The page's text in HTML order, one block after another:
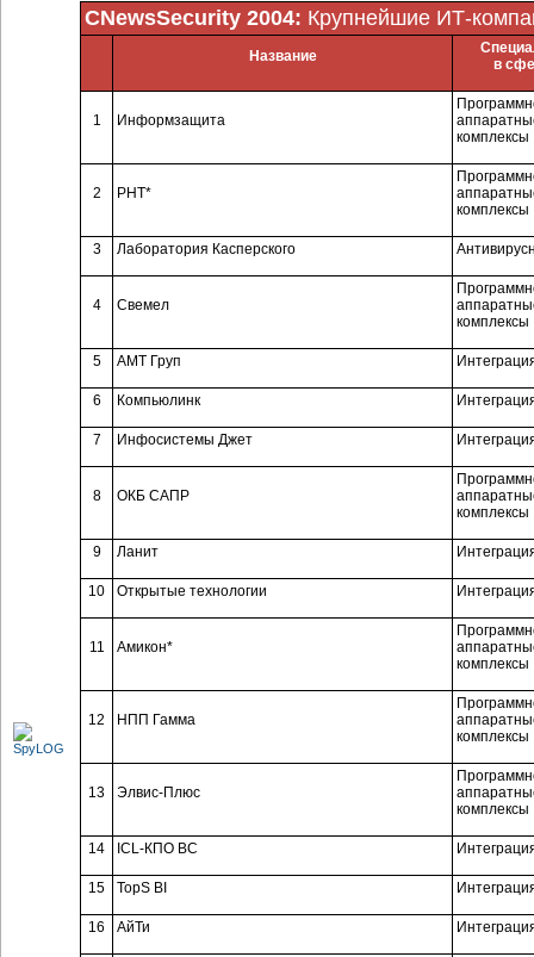
CNewsSecurity 2004: Крупнейшие ИТ-
Название
в
1 Информзащита
комплексы
2 РНТ*
комплексы
3 Лаборатория Касперского
4 Свемел
комплексы
5 АМТ Груп
6 Компьюлинк
7 Инфосистемы Джет
8 ОКБ САПР
комплексы
9 Ланит
10 Открытые технологии
11 Амикон*
комплексы
12 НПП Гамма
комплексы
13 Элвис-Плюс
комплексы
14 ICL-КПО ВС
15 TopS BI
16 АйТи